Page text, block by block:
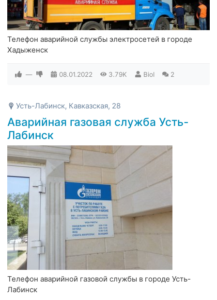
Телефон аварийной службы электросетей в городе
Хадыженск
— 08.01.2022 3.79K Biol 2
Усть-Лабинск, Кавказская, 28
Аварийная газовая служба Усть-
Лабинск
Телефон аварийной газовой службы в городе Усть-
Лабинск